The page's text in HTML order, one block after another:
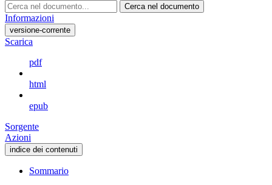
Cerca nel documento
Informazioni
versione-corrente
Scarica
pdf
html
epub
Sorgente
Azioni
indice dei contenuti
Sommario